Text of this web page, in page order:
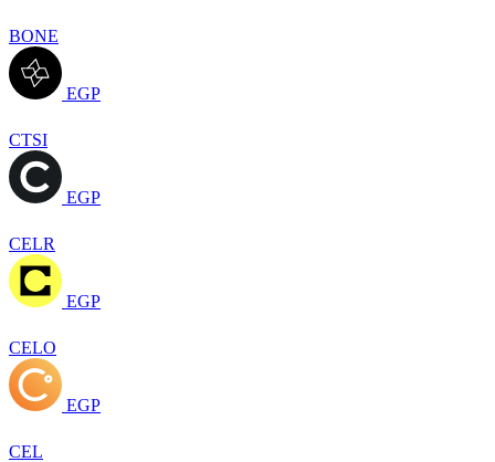
BONE
EGP
CTSI
EGP
CELR
EGP
CELO
EGP
CEL